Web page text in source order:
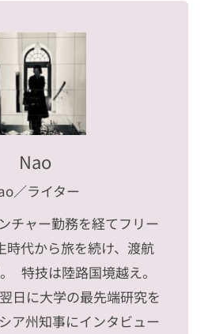
Nao
／ライター
チャー勤務を経てフリー
代から旅を続け、渡航
特技は陸路国境越え。
日に大学の最先端研究を
ア州知事にインタビュー